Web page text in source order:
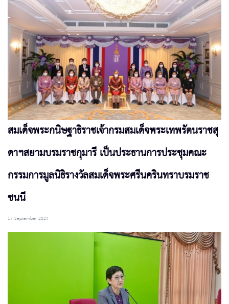
สมเด็จพระกนิษฐาธิราชเจ้ากรมสมเด็จพระเทพรัตนราชสุ
ดาฯสยามบรมราชกุมารี เป็นประธานการประชุมคณะ
กรรมการมูลนิธิรางวัลสมเด็จพระศรีนครินทราบรมราช
ชนนี
17 September 2024